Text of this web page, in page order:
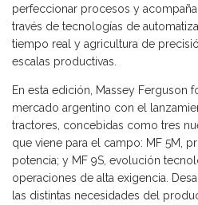
perfeccionar procesos y
través de tecnologías de
tiempo real y agricultura de
escalas productivas.
En esta edición, Massey Ferguson
mercado argentino con el
tractores, concebidas como tres
que viene para el campo: MF 5M,
potencia; y MF 9S, evolución
operaciones de alta exigencia.
las distintas necesidades del